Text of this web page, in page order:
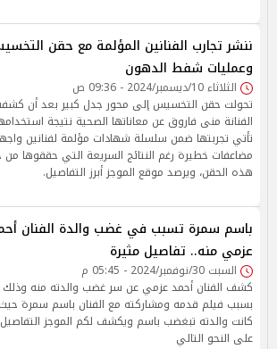
ننشر تجارب الفنانين المؤلمة مع حقن
وعمليات شفط الدهون
الثلاثاء 10/ديسمبر/2024 - 09:36 ص
تحولت حقن التخسيس إلى محور جدل كبير بعد أن
الفنانة منى فاروق عن معاناتها الصحية نتيجة
تأتي تجربتها ضمن سلسلة شهادات مؤلمة لفنانين
مضاعفات خطيرة رغم النتائج السريعة التي حققوها من
هذه الحقن، ويرصد موقع الموجز أبرز التفاصيل.
باسم سمرة تسبب في غضب والدة الفنان
عزمي منه.. تفاصيل مثيرة
السبت 30/نوفمبر/2024 - 05:45 م
كشف الفنان أحمد عزمي عن سر غضب والدته منه وذلك
بسبب فيلم قدمه ومشاركته مع الفنان باسم سمرة حيث
كانت والدته تبغضب باسم ويكشف لكم الموجز التفاصيل
على النحو التالي